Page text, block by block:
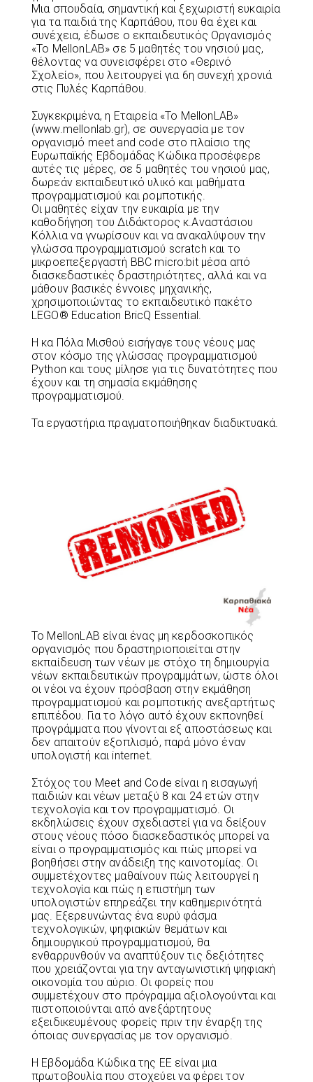
Μια σπουδαία, σημαντική και ξεχωριστή ευκαιρία
για τα παιδιά της Καρπάθου, που θα έχει και
συνέχεια, έδωσε ο εκπαιδευτικός Οργανισμός
«Το MellonLAB» σε 5 μαθητές του νησιού μας,
θέλοντας να συνεισφέρει στο «Θερινό
Σχολείο», που λειτουργεί για 6η συνεχή χρονιά
στις Πυλές Καρπάθου.
Συγκεκριμένα, η Εταιρεία «Το MellonLAB»
(www.mellonlab.gr), σε συνεργασία με τον
οργανισμό meet and code στο πλαίσιο της
Ευρωπαϊκής Εβδομάδας Κώδικα προσέφερε
αυτές τις μέρες, σε 5 μαθητές του νησιού μας,
δωρεάν εκπαιδευτικό υλικό και μαθήματα
προγραμματισμού και ρομποτικής.
Οι μαθητές είχαν την ευκαιρία με την
καθοδήγηση του Διδάκτορος κ.Αναστάσιου
Κόλλια να γνωρίσουν και να ανακαλύψουν την
γλώσσα προγραμματισμού scratch και το
μικροεπεξεργαστή BBC micro:bit μέσα από
διασκεδαστικές δραστηριότητες, αλλά και να
μάθουν βασικές έννοιες μηχανικής,
χρησιμοποιώντας το εκπαιδευτικό πακέτο
LEGO® Education BricQ Essential.
Η κα Πόλα Μισθού εισήγαγε τους νέους μας
στον κόσμο της γλώσσας προγραμματισμού
Python και τους μίλησε για τις δυνατότητες που
έχουν και τη σημασία εκμάθησης
προγραμματισμού.
Τα εργαστήρια πραγματοποιήθηκαν διαδικτυακά.
Το MellonLAB είναι ένας μη κερδοσκοπικός
οργανισμός που δραστηριοποιείται στην
εκπαίδευση των νέων με στόχο τη δημιουργία
νέων εκπαιδευτικών προγραμμάτων, ώστε όλοι
οι νέοι να έχουν πρόσβαση στην εκμάθηση
προγραμματισμού και ρομποτικής ανεξαρτήτως
επιπέδου. Για το λόγο αυτό έχουν εκπονηθεί
προγράμματα που γίνονται εξ αποστάσεως και
δεν απαιτούν εξοπλισμό, παρά μόνο έναν
υπολογιστή και internet.
Στόχος του Meet and Code είναι η εισαγωγή
παιδιών και νέων μεταξύ 8 και 24 ετών στην
τεχνολογία και τον προγραμματισμό. Οι
εκδηλώσεις έχουν σχεδιαστεί για να δείξουν
στους νέους πόσο διασκεδαστικός μπορεί να
είναι ο προγραμματισμός και πώς μπορεί να
βοηθήσει στην ανάδειξη της καινοτομίας. Οι
συμμετέχοντες μαθαίνουν πώς λειτουργεί η
τεχνολογία και πώς η επιστήμη των
υπολογιστών επηρεάζει την καθημερινότητά
μας. Εξερευνώντας ένα ευρύ φάσμα
τεχνολογικών, ψηφιακών θεμάτων και
δημιουργικού προγραμματισμού, θα
ενθαρρυνθούν να αναπτύξουν τις δεξιότητες
που χρειάζονται για την ανταγωνιστική ψηφιακή
οικονομία του αύριο. Οι φορείς που
συμμετέχουν στο πρόγραμμα αξιολογούνται και
πιστοποιούνται από ανεξάρτητους
εξειδικευμένους φορείς πριν την έναρξη της
όποιας συνεργασίας με τον οργανισμό.
Η Εβδομάδα Κώδικα της ΕΕ είναι μια
πρωτοβουλία που στοχεύει να φέρει τον